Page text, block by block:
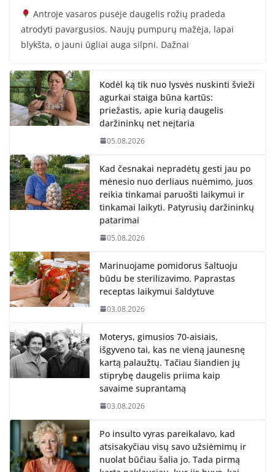
Antroje vasaros pusėje daugelis rožių pradeda
atrodyti pavargusios. Naujų pumpurų mažėja, lapai
blykšta, o jauni ūgliai auga silpni. Dažnai
Kodėl ką tik nuo lysvės nuskinti švieži
agurkai staiga būna kartūs:
priežastis, apie kurią daugelis
daržininkų net neįtaria
05.08.2026
Kad česnakai nepradėtų gesti jau po
mėnesio nuo derliaus nuėmimo, juos
reikia tinkamai paruošti laikymui ir
tinkamai laikyti. Patyrusių daržininkų
patarimai
05.08.2026
Marinuojame pomidorus šaltuoju
būdu be sterilizavimo. Paprastas
receptas laikymui šaldytuve
03.08.2026
Moterys, gimusios 70-aisiais,
išgyveno tai, kas ne vieną jaunesnę
kartą palaužtų. Tačiau šiandien jų
stiprybę daugelis priima kaip
savaime suprantamą
03.08.2026
Po insulto vyras pareikalavo, kad
atsisakyčiau visų savo užsiėmimų ir
nuolat būčiau šalia jo. Tada pirmą